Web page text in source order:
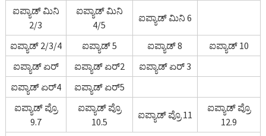
ಐಪ್ಯಾಡ್ ಮಿನಿ
2/3
ಐಪ್ಯಾಡ್ ಮಿನಿ
4/5
ಐಪ್ಯಾಡ್ ಮಿನಿ 6
ಐಪ್ಯಾಡ್ 2/3/4 ಐಪ್ಯಾಡ್ 5 ಐಪ್ಯಾಡ್ 8
ಐಪ್ಯಾಡ್ 10
ಐಪ್ಯಾಡ್ ಏರ್
ಐಪ್ಯಾಡ್ ಏರ್2
ಐಪ್ಯಾಡ್ ಏರ್ 3
ಐಪ್ಯಾಡ್ ಏರ್4
ಐಪ್ಯಾಡ್ ಏರ್5
ಐಪ್ಯಾಡ್ ಪ್ರೊ
9.7
ಐಪ್ಯಾಡ್ ಪ್ರೊ
10.5
ಐಪ್ಯಾಡ್ ಪ್ರೊ 11
ಐಪ್ಯಾಡ್ ಪ್ರೊ
12.9